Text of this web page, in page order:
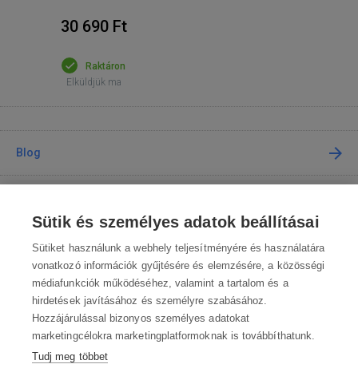
30 690 Ft
Raktáron
Elküldjük ma
Blog
A vásárlásról
Kapcsolat
Lépjen kapcsolatba velünk
Sütik és személyes adatok beállításai
Sütiket használunk a webhely teljesítményére és használatára
vonatkozó információk gyűjtésére és elemzésére, a közösségi
médiafunkciók működéséhez, valamint a tartalom és a
hirdetések javításához és személyre szabásához.
Hozzájárulással bizonyos személyes adatokat
marketingcélokra marketingplatformoknak is továbbíthatunk.
Tudj meg többet